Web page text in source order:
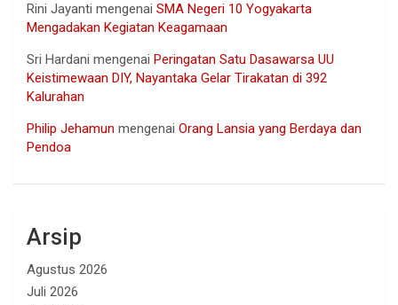
Rini Jayanti mengenai SMA Negeri 10 Yogyakarta
Mengadakan Kegiatan Keagamaan
Sri Hardani mengenai Peringatan Satu Dasawarsa UU
Keistimewaan DIY, Nayantaka Gelar Tirakatan di 392
Kalurahan
Philip Jehamun mengenai Orang Lansia yang Berdaya dan
Pendoa
Arsip
Agustus 2026
Juli 2026